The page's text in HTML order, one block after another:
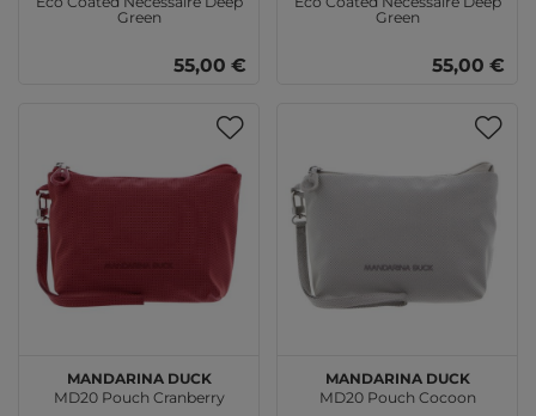
Green
55,00 €
Green
55,00 €
MANDARINA DUCK
MD20 Pouch Cranberry
MANDARINA DUCK
MD20 Pouch Cocoon